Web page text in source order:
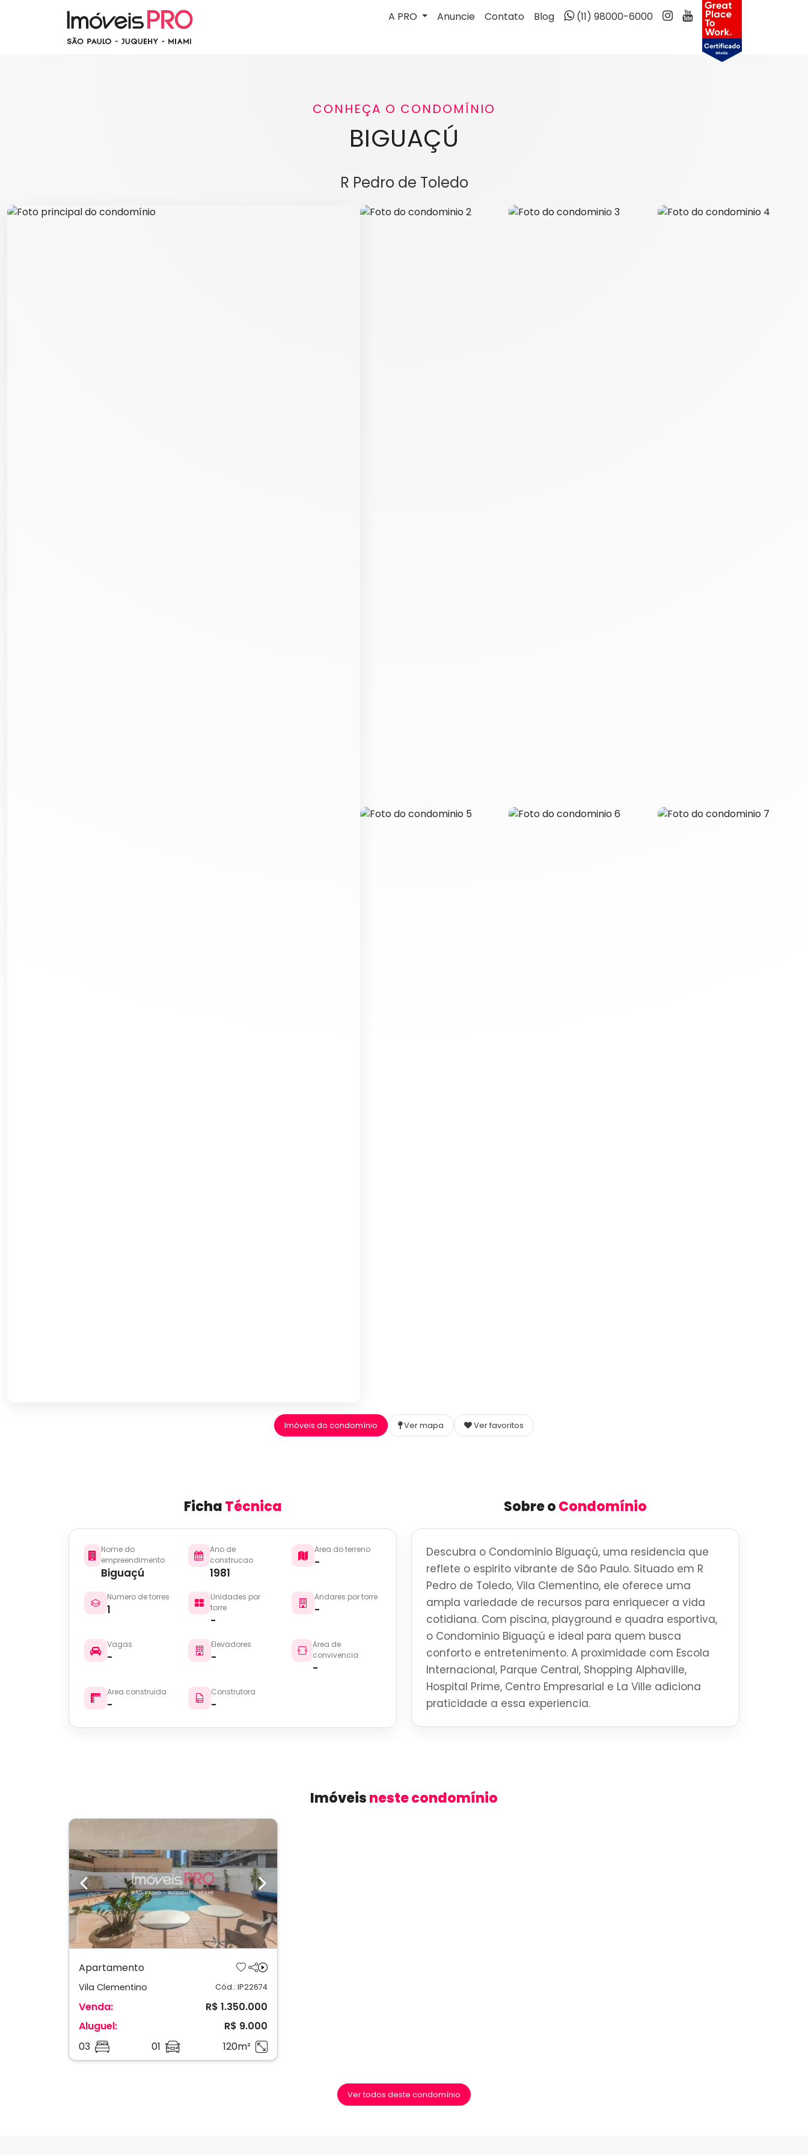
A PRO Anuncie Contato Blog (11) 98000-6000
CONHEÇA O CONDOMÍNIO
BIGUAÇÚ
R Pedro de Toledo
Imóveis do condomínio Ver mapa Ver favoritos
FichaTécnica
Nome do
empreendimento
Biguaçú
Ano de
construcao
1981
Area do terreno
-
Numero de torres
1
Unidades por
torre
-
Andares por torre
-
Vagas
-
Elevadores
-
Area de
convivencia
-
Area construida
-
Construtora
-
Sobre oCondomínio
Descubra o Condominio Biguaçú, uma residencia que
reflete o espirito vibrante de São Paulo. Situado em R
Pedro de Toledo, Vila Clementino, ele oferece uma
ampla variedade de recursos para enriquecer a vida
cotidiana. Com piscina, playground e quadra esportiva,
o Condominio Biguaçú e ideal para quem busca
conforto e entretenimento. A proximidade com Escola
Internacional, Parque Central, Shopping Alphaville,
Hospital Prime, Centro Empresarial e La Ville adiciona
praticidade a essa experiencia.
Imóveisneste condomínio
Previous Next
Apartamento
Vila Clementino Cód.: IP22674
Venda:
R$ 1.350.000
Aluguel:
R$ 9.000
03
01 120m²
Ver todos deste condomínio